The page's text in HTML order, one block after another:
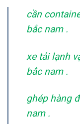
cần
bắc nam .
xe tải lạnh
bắc nam .
ghép hàng
nam .